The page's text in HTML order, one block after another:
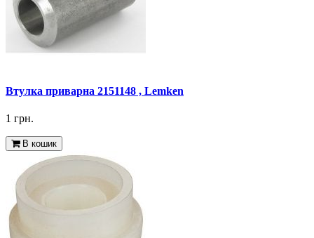
Втулка приварна 2151148 , Lemken
1 грн.
В кошик